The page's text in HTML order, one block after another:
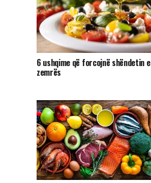
6 ushqime që forcojnë shëndetin e
zemrës